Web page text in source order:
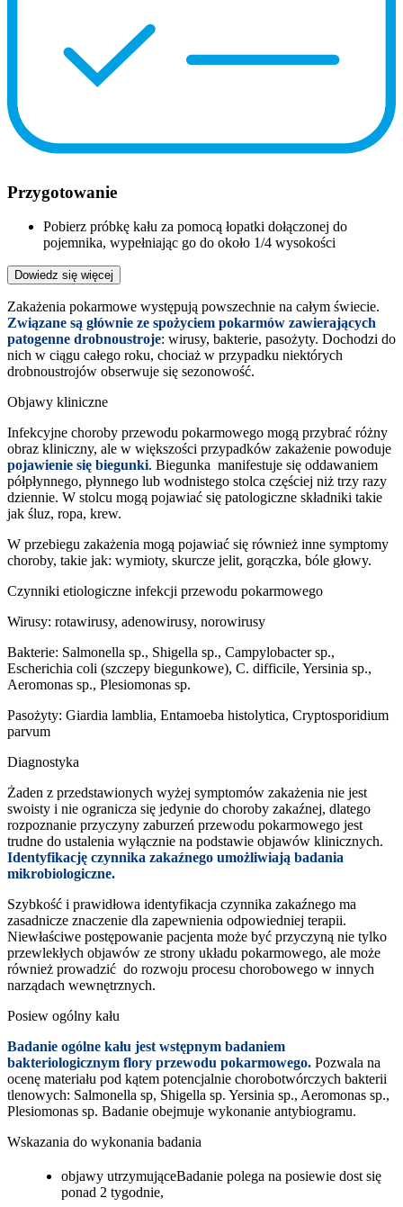
Przygotowanie
Pobierz próbkę kału za pomocą łopatki dołączonej do
pojemnika, wypełniając go do około 1/4 wysokości
Dowiedz się więcej
Zakażenia pokarmowe występują powszechnie na całym świecie.
Związane są głównie ze spożyciem pokarmów zawierających
patogenne drobnoustroje: wirusy, bakterie, pasożyty. Dochodzi do
nich w ciągu całego roku, chociaż w przypadku niektórych
drobnoustrojów obserwuje się sezonowość.
Objawy kliniczne
Infekcyjne choroby przewodu pokarmowego mogą przybrać różny
obraz kliniczny, ale w większości przypadków zakażenie powoduje
pojawienie się biegunki. Biegunka manifestuje się oddawaniem
półpłynnego, płynnego lub wodnistego stolca częściej niż trzy razy
dziennie. W stolcu mogą pojawiać się patologiczne składniki takie
jak śluz, ropa, krew.
W przebiegu zakażenia mogą pojawiać się również inne symptomy
choroby, takie jak: wymioty, skurcze jelit, gorączka, bóle głowy.
Czynniki etiologiczne infekcji przewodu pokarmowego
Wirusy: rotawirusy, adenowirusy, norowirusy
Bakterie: Salmonella sp., Shigella sp., Campylobacter sp.,
Escherichia coli (szczepy biegunkowe), C. difficile, Yersinia sp.,
Aeromonas sp., Plesiomonas sp.
Pasożyty: Giardia lamblia, Entamoeba histolytica, Cryptosporidium
parvum
Diagnostyka
Żaden z przedstawionych wyżej symptomów zakażenia nie jest
swoisty i nie ogranicza się jedynie do choroby zakaźnej, dlatego
rozpoznanie przyczyny zaburzeń przewodu pokarmowego jest
trudne do ustalenia wyłącznie na podstawie objawów klinicznych.
Identyfikację czynnika zakaźnego umożliwiają badania
mikrobiologiczne.
Szybkość i prawidłowa identyfikacja czynnika zakaźnego ma
zasadnicze znaczenie dla zapewnienia odpowiedniej terapii.
Niewłaściwe postępowanie pacjenta może być przyczyną nie tylko
przewlekłych objawów ze strony układu pokarmowego, ale może
również prowadzić do rozwoju procesu chorobowego w innych
narządach wewnętrznych.
Posiew ogólny kału
Badanie ogólne kału jest wstępnym badaniem
bakteriologicznym flory przewodu pokarmowego. Pozwala na
ocenę materiału pod kątem potencjalnie chorobotwórczych bakterii
tlenowych: Salmonella sp, Shigella sp. Yersinia sp., Aeromonas sp.,
Plesiomonas sp. Badanie obejmuje wykonanie antybiogramu.
Wskazania do wykonania badania
objawy utrzymująceBadanie polega na posiewie dost się
ponad 2 tygodnie,